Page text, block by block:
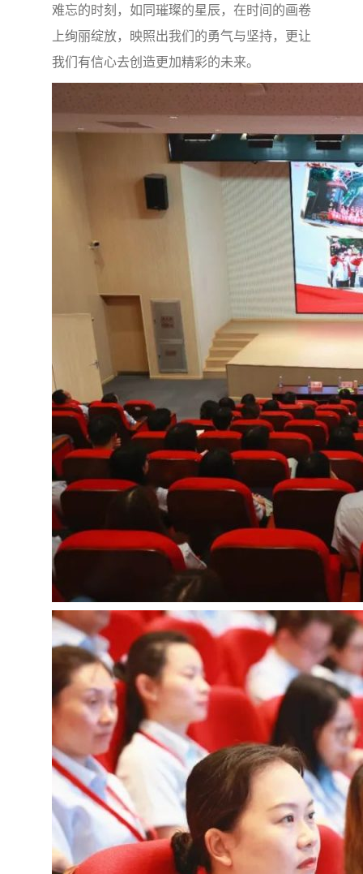
难忘的时刻，如同璀璨的星辰，在时间的画卷
上绚丽绽放，映照出我们的勇气与坚持，更让
我们有信心去创造更加精彩的未来。